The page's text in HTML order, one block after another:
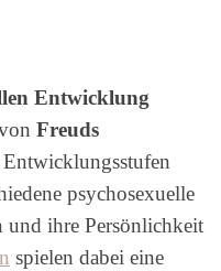
Entwicklung
Freuds
Entwicklungsstufen
psychosexuelle
und ihre Persönlichkeit
spielen dabei eine